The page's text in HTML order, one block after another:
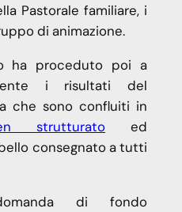
Pastorale familiare, i
di animazione.
ha proceduto poi a
i risultati del
che sono confluiti in
strutturato ed
consegnato a tutti
di fondo